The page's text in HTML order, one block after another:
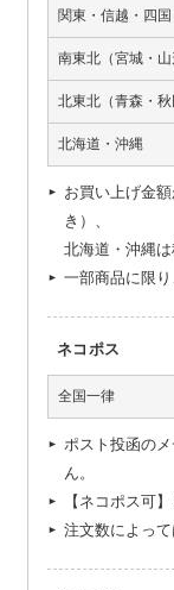
関東・信越・四国
南東北（宮城・山
北東北（青森・秋
北海道・沖縄
お買い上げ金
き）、
北海道・沖縄
一部商品に限
ネコポス
全国一律
ポスト投函の
ん。
【ネコポス可
注文数によっ